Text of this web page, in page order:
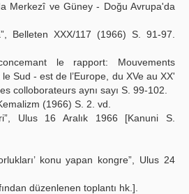
Merkezî ve Güney - Doğu Avrupa'da
Belleten XXX/117 (1966) S. 91-97.
le rapport: Mouvements
Sud - est de l’Europe, du XVe au XX'
colloborateurs aynı sayı S. 99-102.
(1966) S. 2. vd.
Ulus 16 Aralık 1966 [Kanuni S.
konu yapan kongre”, Ulus 24
düzenlenen toplantı hk.].